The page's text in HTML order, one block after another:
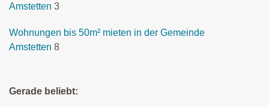
Amstetten 3
Wohnungen bis 50m² mieten in der Gemeinde
Amstetten 8
Gerade beliebt: